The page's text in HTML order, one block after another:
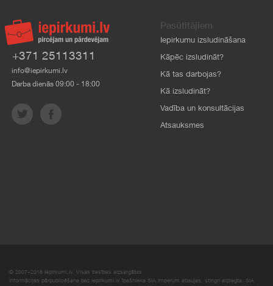
+371 25113311
info@iepirkumi.lv
Darba dienās 09:00 - 18:00
Pasūtītājiem
Iepirkumu izsludināšana
Kāpēc izsludināt?
Kā tas darbojas?
Kā izsludināt?
Vadība un konsultācijas
Atsauksmes
© 2007–2018 Iepirkumi.lv. Visas tiesības aizsargātas.
Informācijas pārpublicēšana bez iepirkumi.lv īpašnieka SIA Imperum atļaujas, stingri aizliegta. SIA